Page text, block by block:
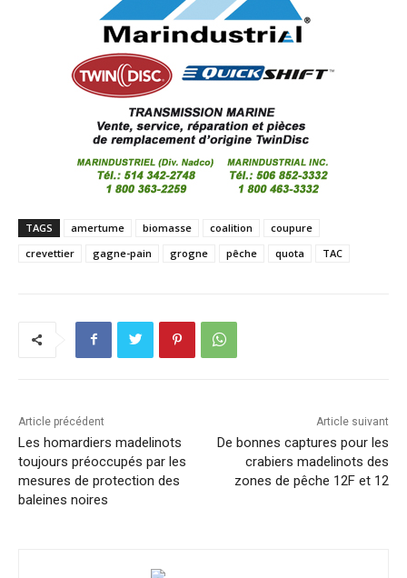
TAGS amertume biomasse coalition
coupure
crevettier
gagne-pain grogne pêche quota TAC
Article précédent
Les homardiers madelinots
toujours préoccupés par les
mesures de protection des
baleines noires
Article suivant
De bonnes captures pour les
crabiers madelinots des
zones de pêche 12F et 12